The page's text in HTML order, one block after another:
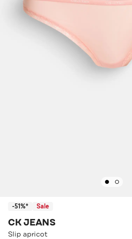
-51%* Sale
CK JEANS
Slip apricot